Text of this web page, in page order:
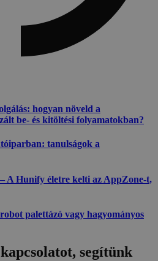
hogyan növeld a
be- és kitöltési folyamatokban?
tanulságok a
A Hunify életre kelti az AppZone-t,
palettázó vagy hagyományos
segítünk